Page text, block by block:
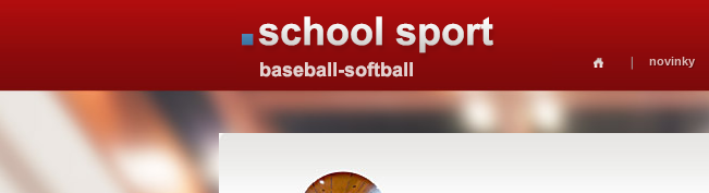
novinky